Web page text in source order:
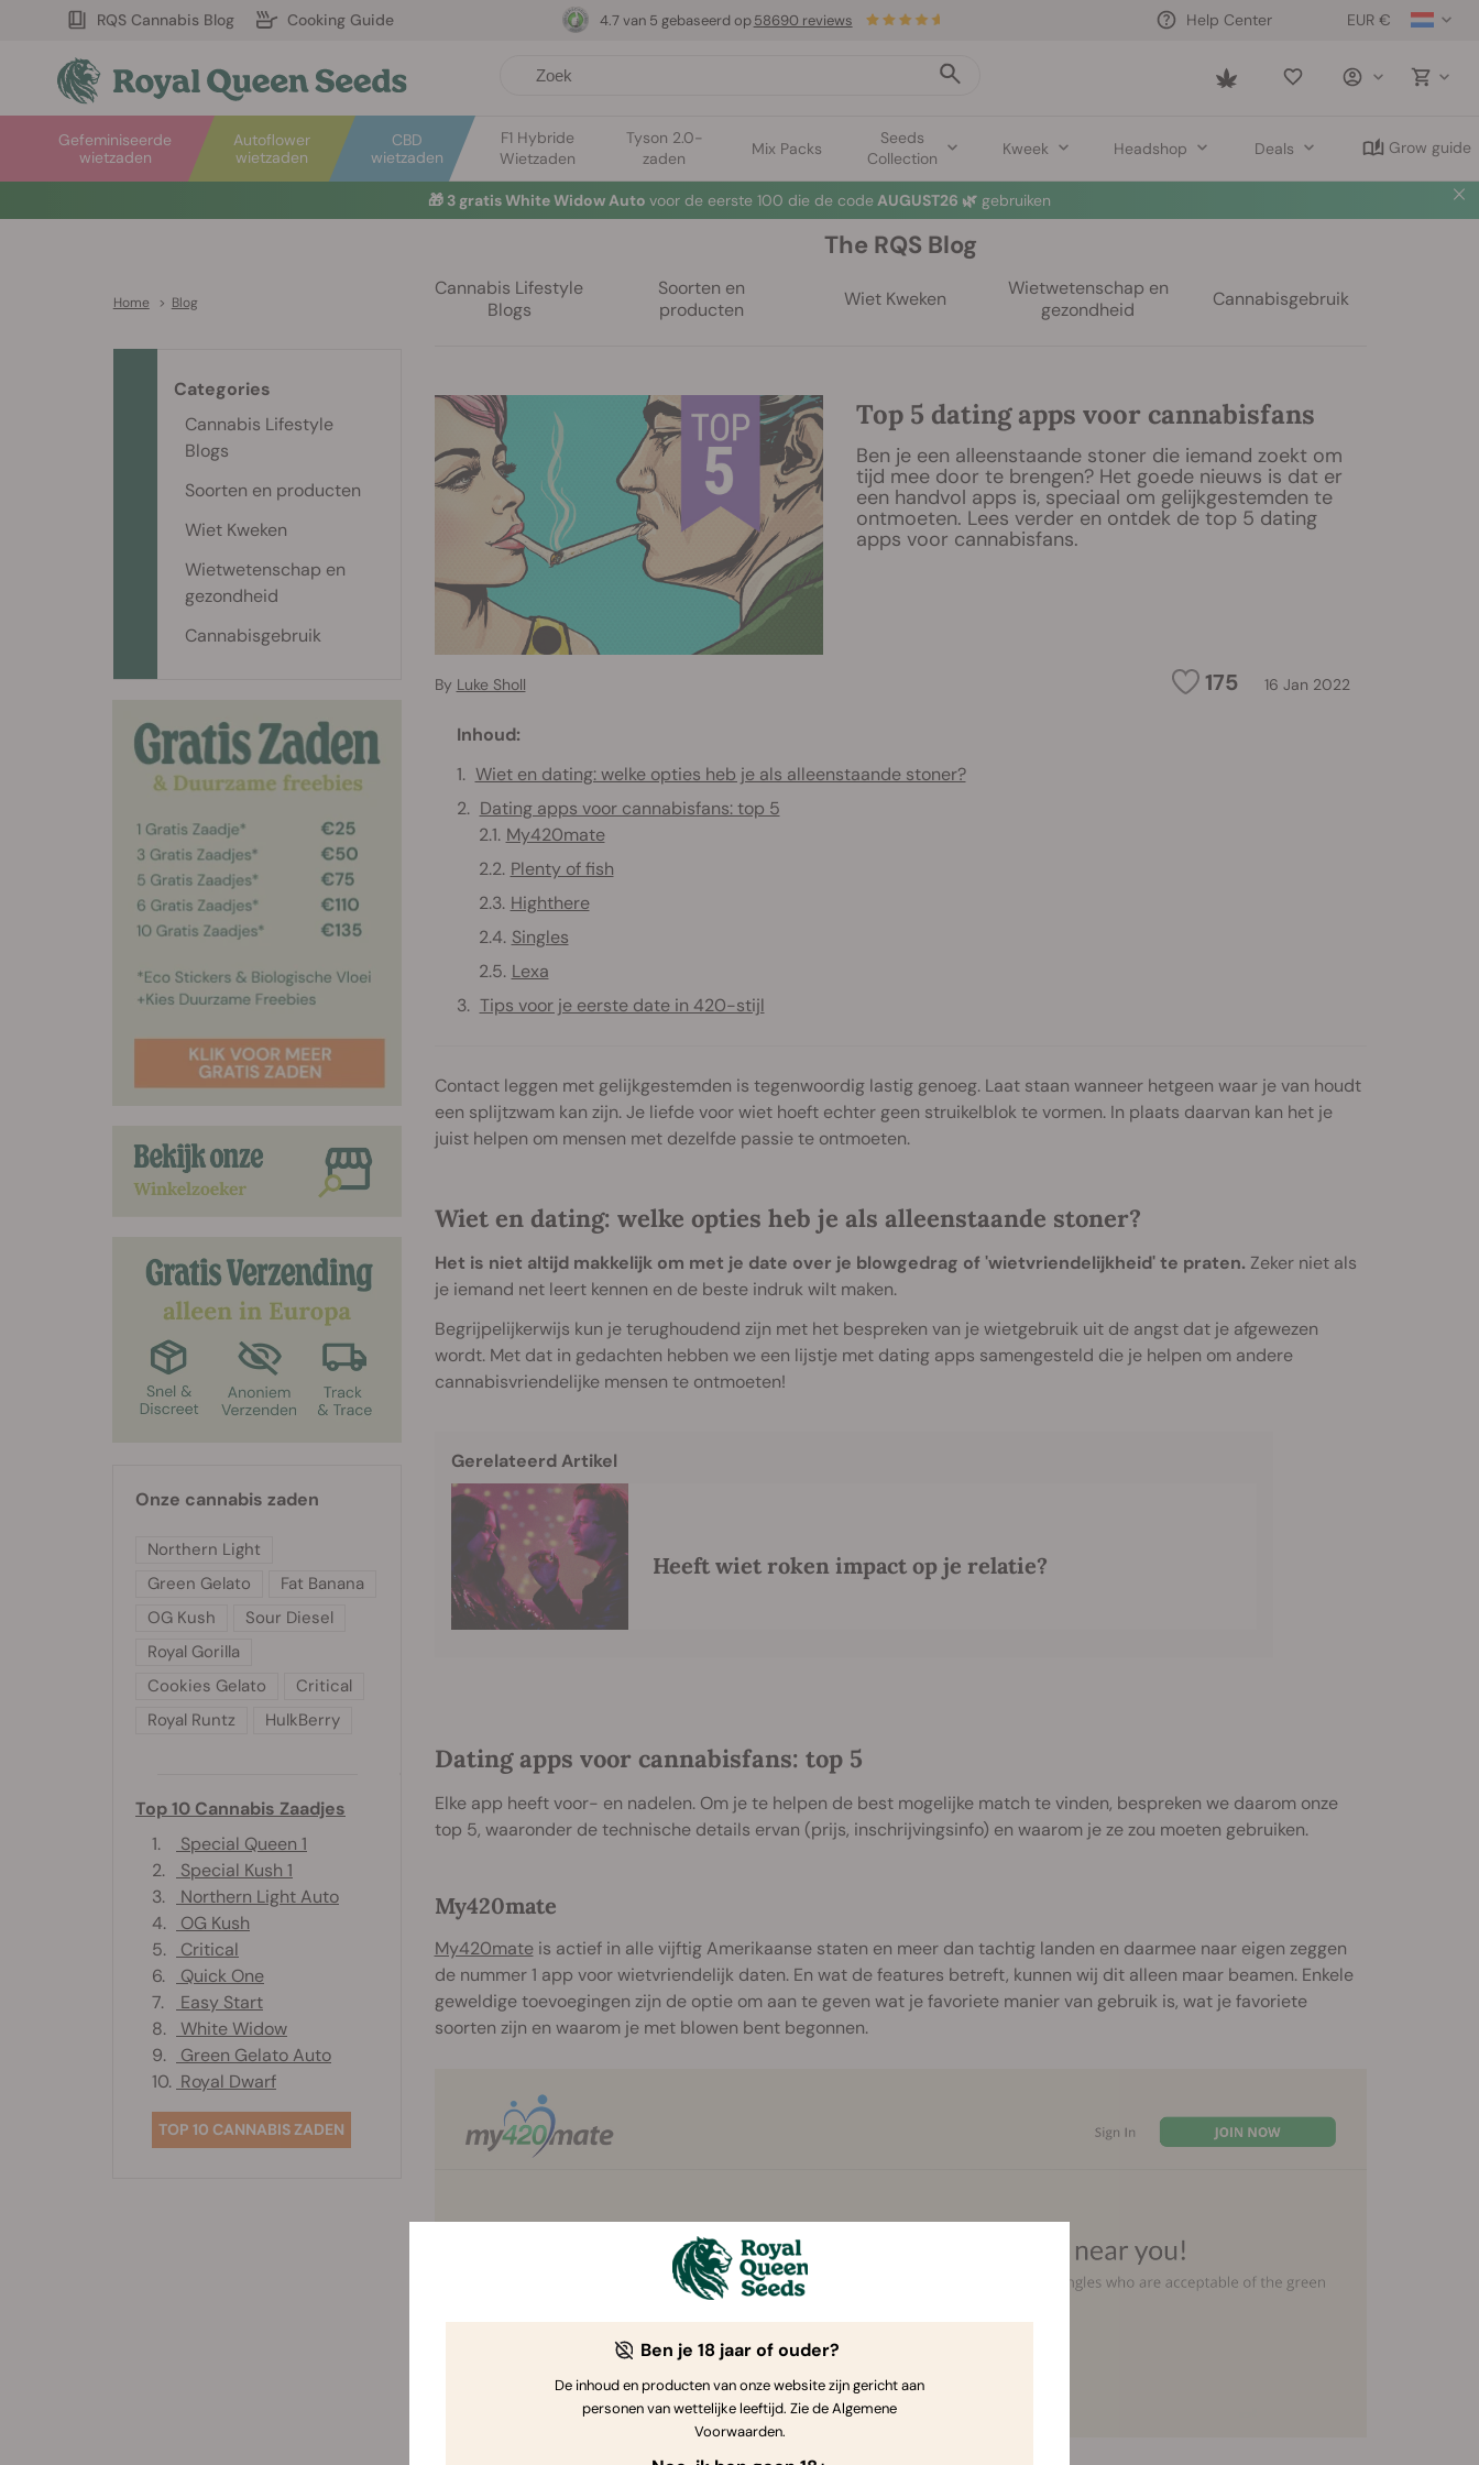
RQS Cannabis Blog Cooking Guide EUR €
Help Center
Saved
Autoflower
wietzaden
Gefeminiseerde
wietzaden
CBD
wietzaden
F1 Hybride
Wietzaden
Tyson 2.0-
zaden
Mix Packs
Seeds
Collection
Kweek Headshop Deals Grow guide
4.7 van 5 gebaseerd op 58690 reviews
🎁 3 gratis White Widow Auto voor de eerste 100 die de code AUGUST26 🌿 gebruiken
Home > Blog
The RQS Blog
Cannabis Lifestyle
Blogs
Soorten en
producten
Wiet Kweken
Wietwetenschap en
gezondheid
Cannabisgebruik
Top 5 dating apps voor cannabisfans
Ben je een alleenstaande stoner die iemand zoekt om
tijd mee door te brengen? Het goede nieuws is dat er
een handvol apps is, speciaal om gelijkgestemden te
ontmoeten. Lees verder en ontdek de top 5 dating
apps voor cannabisfans.
175 16 Jan 2022
By Luke Sholl
Inhoud:
Wiet en dating: welke opties heb je als alleenstaande stoner?
Dating apps voor cannabisfans: top 5
My420mate
Plenty of fish
Highthere
Singles
Lexa
Tips voor je eerste date in 420-stijl
Contact leggen met gelijkgestemden is tegenwoordig lastig genoeg. Laat staan wanneer hetgeen waar je van houdt
een splijtzwam kan zijn. Je liefde voor wiet hoeft echter geen struikelblok te vormen. In plaats daarvan kan het je
juist helpen om mensen met dezelfde passie te ontmoeten.
Wiet en dating: welke opties heb je als alleenstaande stoner?
Het is niet altijd makkelijk om met je date over je blowgedrag of 'wietvriendelijkheid' te praten. Zeker niet als
je iemand net leert kennen en de beste indruk wilt maken.
Begrijpelijkerwijs kun je terughoudend zijn met het bespreken van je wietgebruik uit de angst dat je afgewezen
wordt. Met dat in gedachten hebben we een lijstje met dating apps samengesteld die je helpen om andere
cannabisvriendelijke mensen te ontmoeten!
Gerelateerd Artikel
Heeft wiet roken impact op je relatie?
Dating apps voor cannabisfans: top 5
Elke app heeft voor- en nadelen. Om je te helpen de best mogelijke match te vinden, bespreken we daarom onze
top 5, waaronder de technische details ervan (prijs, inschrijvingsinfo) en waarom je ze zou moeten gebruiken.
My420mate
My420mateis actief in alle vijftig Amerikaanse staten en meer dan tachtig landen en daarmee naar eigen zeggen
de nummer 1 app voor wietvriendelijk daten. En wat de features betreft, kunnen wij dit alleen maar beamen. Enkele
geweldige toevoegingen zijn de optie om aan te geven wat je favoriete manier van gebruik is, wat je favoriete
soorten zijn en waarom je met blowen bent begonnen.
Categories
Cannabis Lifestyle
Blogs
Soorten en producten
Wiet Kweken
Wietwetenschap en
gezondheid
Cannabisgebruik
Onze cannabis zaden
Northern Light
Green Gelato
Fat Banana
OG Kush
Sour Diesel
Royal Gorilla
Cookies Gelato
Critical
Royal Runtz
HulkBerry
Top 10 Cannabis Zaadjes
1.
Special Queen 1
2.
Special Kush 1
3.
Northern Light Auto
4.
OG Kush
5.
Critical
6.
Quick One
7.
Easy Start
8.
White Widow
9.
Green Gelato Auto
10. Royal Dwarf
TOP 10 CANNABIS ZADEN
Ben je 18 jaar of ouder?
De inhoud en producten van onze website zijn gericht aan
personen van wettelijke leeftijd. Zie de Algemene
Voorwaarden.